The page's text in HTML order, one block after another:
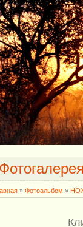
» Фотоальбом »